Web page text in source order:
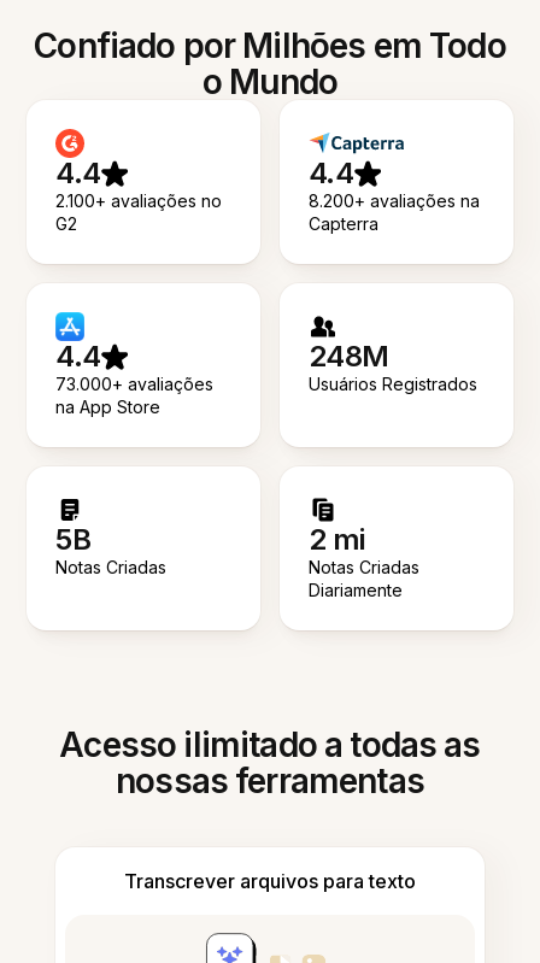
Confiado por Milhões em Todo
o Mundo
4.4
2.100+ avaliações no
G2
4.4
8.200+ avaliações na
Capterra
4.4
73.000+ avaliações
na App Store
248M
Usuários Registrados
5B
Notas Criadas
2 mi
Notas Criadas
Diariamente
Acesso ilimitado a todas as
nossas ferramentas
Transcrever arquivos para texto